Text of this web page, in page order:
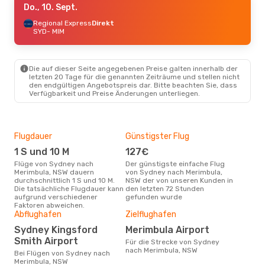
Do., 10. Sept.
Regional ExpressDirekt
SYD- MIM
Die auf dieser Seite angegebenen Preise galten innerhalb der
letzten 20 Tage für die genannten Zeiträume und stellen nicht
den endgültigen Angebotspreis dar. Bitte beachten Sie, dass
Verfügbarkeit und Preise Änderungen unterliegen.
Flugdauer
1 S und 10 M
Flüge von Sydney nach
Merimbula, NSW dauern
durchschnittlich 1 S und 10 M.
Die tatsächliche Flugdauer kann
aufgrund verschiedener
Faktoren abweichen.
Günstigster Flug
127€
Der günstigste einfache Flug
von Sydney nach Merimbula,
NSW der von unseren Kunden in
den letzten 72 Stunden
gefunden wurde
Abflughafen
Sydney Kingsford
Smith Airport
Bei Flügen von Sydney nach
Merimbula, NSW
Zielflughafen
Merimbula Airport
Für die Strecke von Sydney
nach Merimbula, NSW